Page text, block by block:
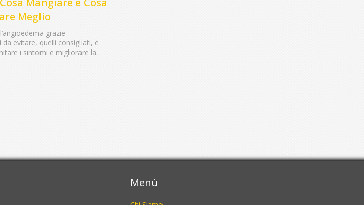
Meglio
grazie
da evitare, quelli consigliati, e
i sintomi e migliorare la
Menù